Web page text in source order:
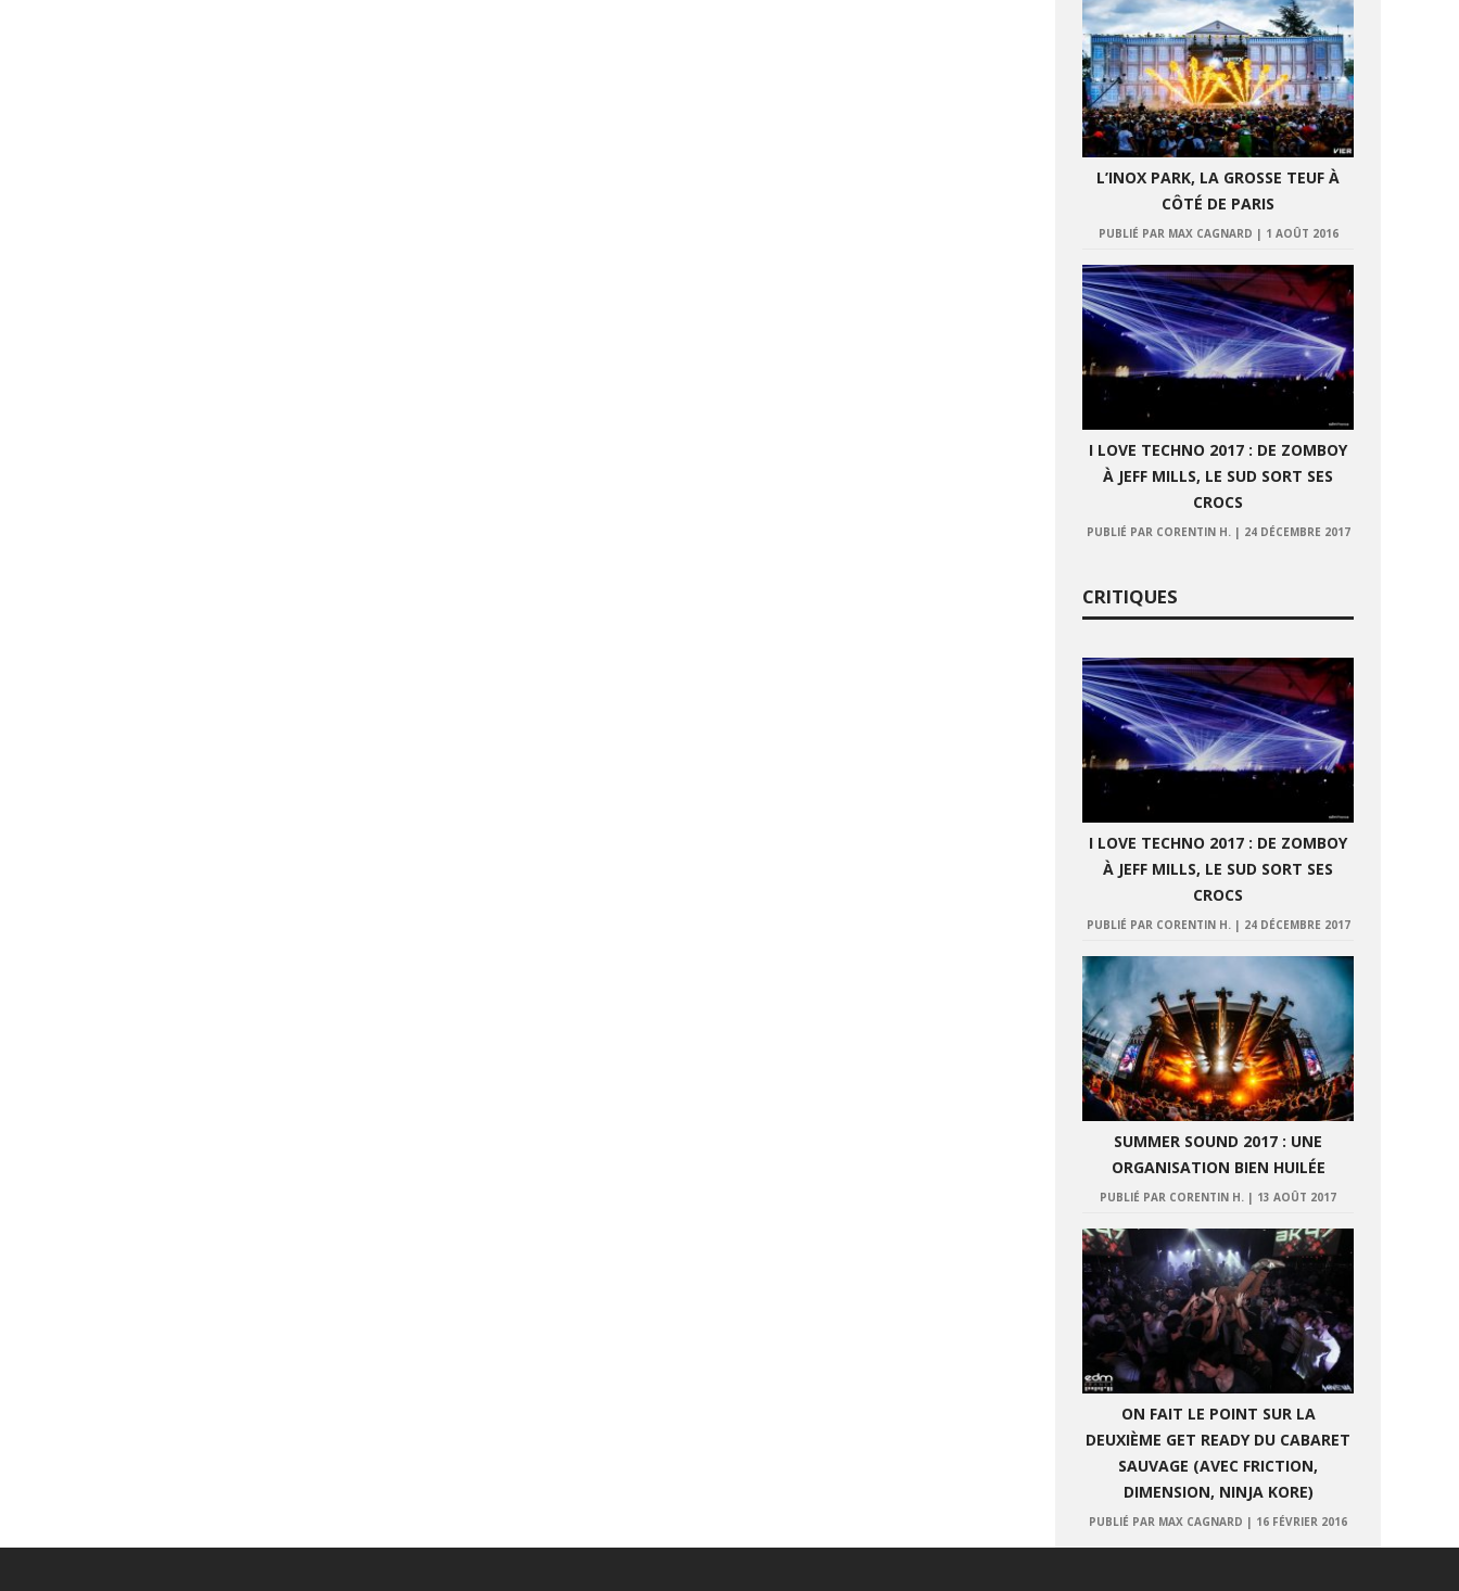
L’INOX PARK, LA GROSSE TEUF À
CÔTÉ DE PARIS
PUBLIÉ PAR MAX CAGNARD | 1 AOÛT 2016
I LOVE TECHNO 2017 : DE ZOMBOY
À JEFF MILLS, LE SUD SORT SES
CROCS
PUBLIÉ PAR CORENTIN H. | 24 DÉCEMBRE 2017
CRITIQUES
I LOVE TECHNO 2017 : DE ZOMBOY
À JEFF MILLS, LE SUD SORT SES
CROCS
PUBLIÉ PAR CORENTIN H.| 24 DÉCEMBRE 2017
SUMMER SOUND 2017 : UNE
ORGANISATION BIEN HUILÉE
PUBLIÉ PAR CORENTIN H. | 13 AOÛT 2017
ON FAIT LE POINT SUR LA
DEUXIÈME GET READY DU CABARET
SAUVAGE (AVEC FRICTION,
DIMENSION, NINJA KORE)
PUBLIÉ PAR MAX CAGNARD | 16 FÉVRIER 2016